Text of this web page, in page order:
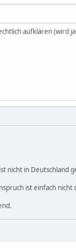
aufklären (wird
nicht in Deutschland
ist einfach nicht